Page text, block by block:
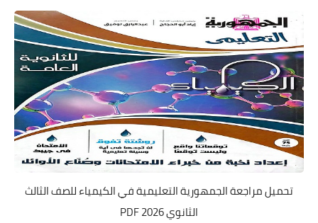
تحميل مراجعة الجمهورية التعليمية في الكيمياء للصف الثالث
الثانوي 2026 PDF